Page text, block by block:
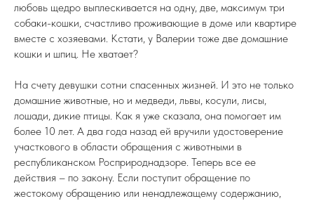
любовь щедро выплескивается на одну, две, максимум три
собаки-кошки, счастливо проживающие в доме или квартире
вместе с хозяевами. Кстати, у Валерии тоже две домашние
кошки и шпиц. Не хватает?
На счету девушки сотни спасенных жизней. И это не только
домашние животные, но и медведи, львы, косули, лисы,
лошади, дикие птицы. Как я уже сказала, она помогает им
более 10 лет. А два года назад ей вручили удостоверение
участкового в области обращения с животными в
республиканском Росприроднадзоре. Теперь все ее
действия – по закону. Если поступит обращение по
жестокому обращению или ненадлежащему содержанию,